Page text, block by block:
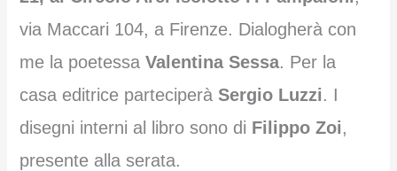
via Maccari 104, a Firenze. Dialogherà con
me la poetessaValentina Sessa. Per la
casa editrice parteciperàSergio Luzzi. I
disegni interni al libro sono di Filippo Zoi,
presente alla serata.